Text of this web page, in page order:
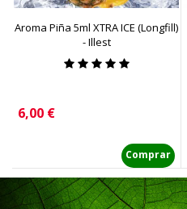
Aroma Piña 5ml XTRA ICE (Longfill)
- Illest
Precio
6,00 €
Comprar